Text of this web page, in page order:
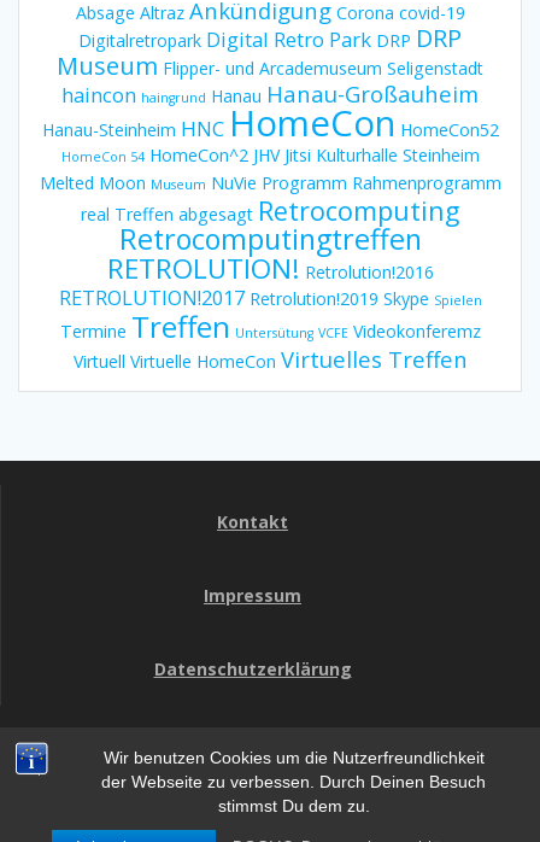
Wir benutzen Cookies um die Nutzerfreundlichkeit
der Webseite zu verbessen. Durch Deinen Besuch
stimmst Du dem zu.
Absage Altraz Ankündigung Corona covid-19
Digitalretropark Digital Retro Park DRP DRP
Museum Flipper- und Arcademuseum Seligenstadt
haincon haingrund Hanau Hanau-Großauheim
Hanau-Steinheim HNC HomeCon HomeCon52
HomeCon 54 HomeCon^2 JHV Jitsi Kulturhalle Steinheim
Melted Moon Museum NuVie Programm Rahmenprogramm
real Treffen abgesagt Retrocomputing
Retrocomputingtreffen
RETROLUTION! Retrolution!2016
RETROLUTION!2017 Retrolution!2019 Skype Spielen
Termine Treffen Untersütung VCFE Videokonferemz
Virtuell Virtuelle HomeCon Virtuelles Treffen
Kontakt
Impressum
Datenschutzerklärung
HomeCon
© 2026 HomeCon. WordPress mit dem